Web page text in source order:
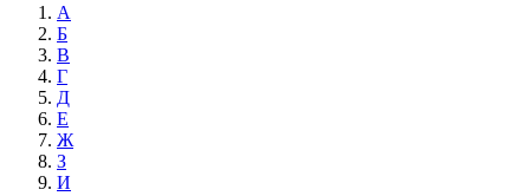
А
Б
В
Г
Д
Е
Ж
З
И